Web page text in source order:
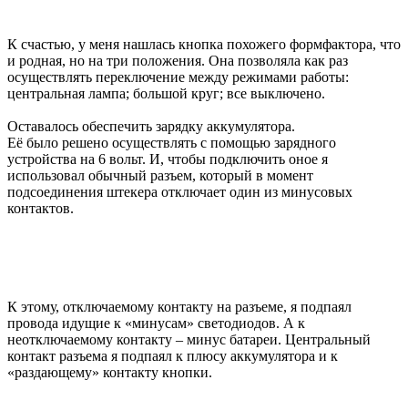
К счастью, у меня нашлась кнопка похожего формфактора, что
и родная, но на три положения. Она позволяла как раз
осуществлять переключение между режимами работы:
центральная лампа; большой круг; все выключено.
Оставалось обеспечить зарядку аккумулятора.
Её было решено осуществлять с помощью зарядного
устройства на 6 вольт. И, чтобы подключить оное я
использовал обычный разъем, который в момент
подсоединения штекера отключает один из минусовых
контактов.
К этому, отключаемому контакту на разъеме, я подпаял
провода идущие к «минусам» светодиодов. А к
неотключаемому контакту – минус батареи. Центральный
контакт разъема я подпаял к плюсу аккумулятора и к
«раздающему» контакту кнопки.